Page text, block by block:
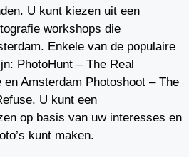
U kunt kiezen uit een
workshops die
Enkele van de populaire
PhotoHunt – The Real
Amsterdam Photoshoot – The
U kunt een
op basis van uw interesses en
kunt maken.